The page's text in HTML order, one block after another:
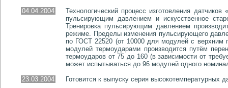
04.04.2004
Технологический процесс изготовления
пульсирующим давлением и искусственное
Тренировка пульсирующим давлением
режиме. Пределы изменения пульсирующего
по ГОСТ 22520 (от 10000 для модулей с
модулей термоударами производится путём
термоударов от 75 до 160 (в зависимости от
может испытываться до 96 модулей одного
23.03.2004
Готовится к выпуску серия высокотемпературных